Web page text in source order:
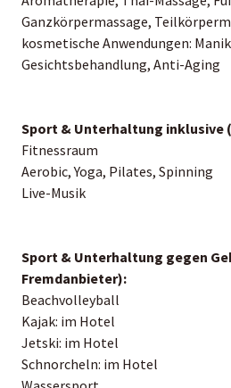
Ganzkörpermassage,
kosmetische Anwendungen:
Gesichtsbehandlung, Anti-Aging
Sport & Unterhaltung inklusive
Fitnessraum
Aerobic, Yoga, Pilates, Spinning
Live-Musik
Sport & Unterhaltung gegen
Fremdanbieter):
Beachvolleyball
Kajak: im Hotel
Jetski: im Hotel
Schnorcheln: im Hotel